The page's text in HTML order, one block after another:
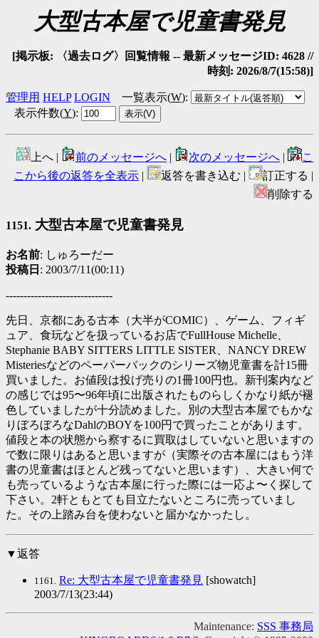
大型古本屋で児童書発見
[掲示板: 〈過去ログ〉回覧情報 -- 最新メッセージID: 4628 //
時刻: 2026/8/7(15:58)]
管理用 HELP LOGIN 一覧表示(W):
表示件数(Y):
上へ | 前のメッセージへ | 次のメッセージへ |
こ
こから後の返答を全表示 | 返答を書き込む |
訂正する |
削除する
1151. 大型古本屋で児童書発見
お名前: しゅろーだー
投稿日 : 2003/7/11(00:11)
------------------------------
先日、京都にある古本（大半がCOMIC）、ゲーム、フィギ
ュア、食玩などを扱っているお店でFullHouse Michelle、
Stephanie BABY SITTERS LITTLE SISTER、NANCY DREW
Misteriesなどのペーパーバックのシリーズ物児童書を計15冊
買いました。お値段は投げ売りの1冊100円也。新刊案内など
の感じでは95〜96年頃に出版されたものらしくかなり紙が褪
色していましたが十分読めました。別の大型古本屋でもかな
りぼろぼろなDahlのBOYを100円で買ったことがあります。
値段と本の状態から察するに買取はしていないと思いますの
で数に限りはあると思いますが（実際その古本屋にはもう洋
書の児童書はほとんど残ってないと思います）、大きい何で
も売っているような古本屋に行った際には一応よ〜く探して
下さい。2軒ともとても目立たないところに売っていまし
た。その上踏み台を使わないと届かなかったし。
▼返答
1161. Re: 大型古本屋で児童書発見 [showatch]
2003/7/13(23:44)
Maintenance: SSS 事務局